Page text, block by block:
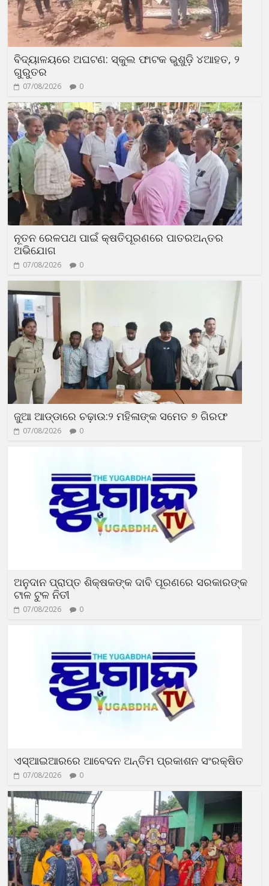
ବିଦ୍ୟାଳୟରେ ଅଘଟଣ: ସ୍କୁଲ ଫାଟକ ଭୁଶୁଡ଼ି ୪ଆହତ, ୨
ଗୁରୁତର
07/08/2026 0
ନୂତନ ରେଳପଥ ପାଇଁ କ୍ଷତିପୂରଣରେ ପାତରଅନ୍ତର
ଅଭିଯୋଗ
07/08/2026 0
ଜୁଆ ଆଡ୍ଡାରେ ଚଢ଼ାଉ:୨ ମହିଳାଙ୍କ ସମେତ ୭ ଗିରଫ
07/08/2026 0
ଅନୁଦାନ ପ୍ରାପ୍ତ ଶିକ୍ଷକଙ୍କ ଦାବି ପୂରଣରେ ସରକାରଙ୍କ
ଟାଳ ଟୁଳ ନିତୀ
07/08/2026 0
ଏସ୍‌ଆଇଆରରେ ଆବେଦନ ଅନ୍ତିମ ପ୍ରକାଶନ ସଂରକ୍ଷିତ
07/08/2026 0